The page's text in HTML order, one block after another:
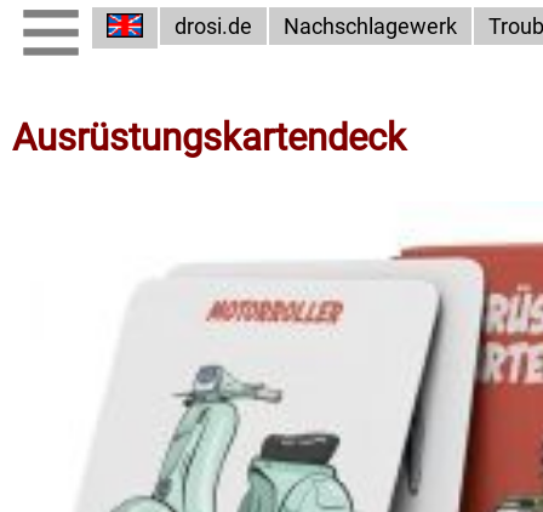
drosi.de Nachschlagewerk
Ausrüstungskartendeck